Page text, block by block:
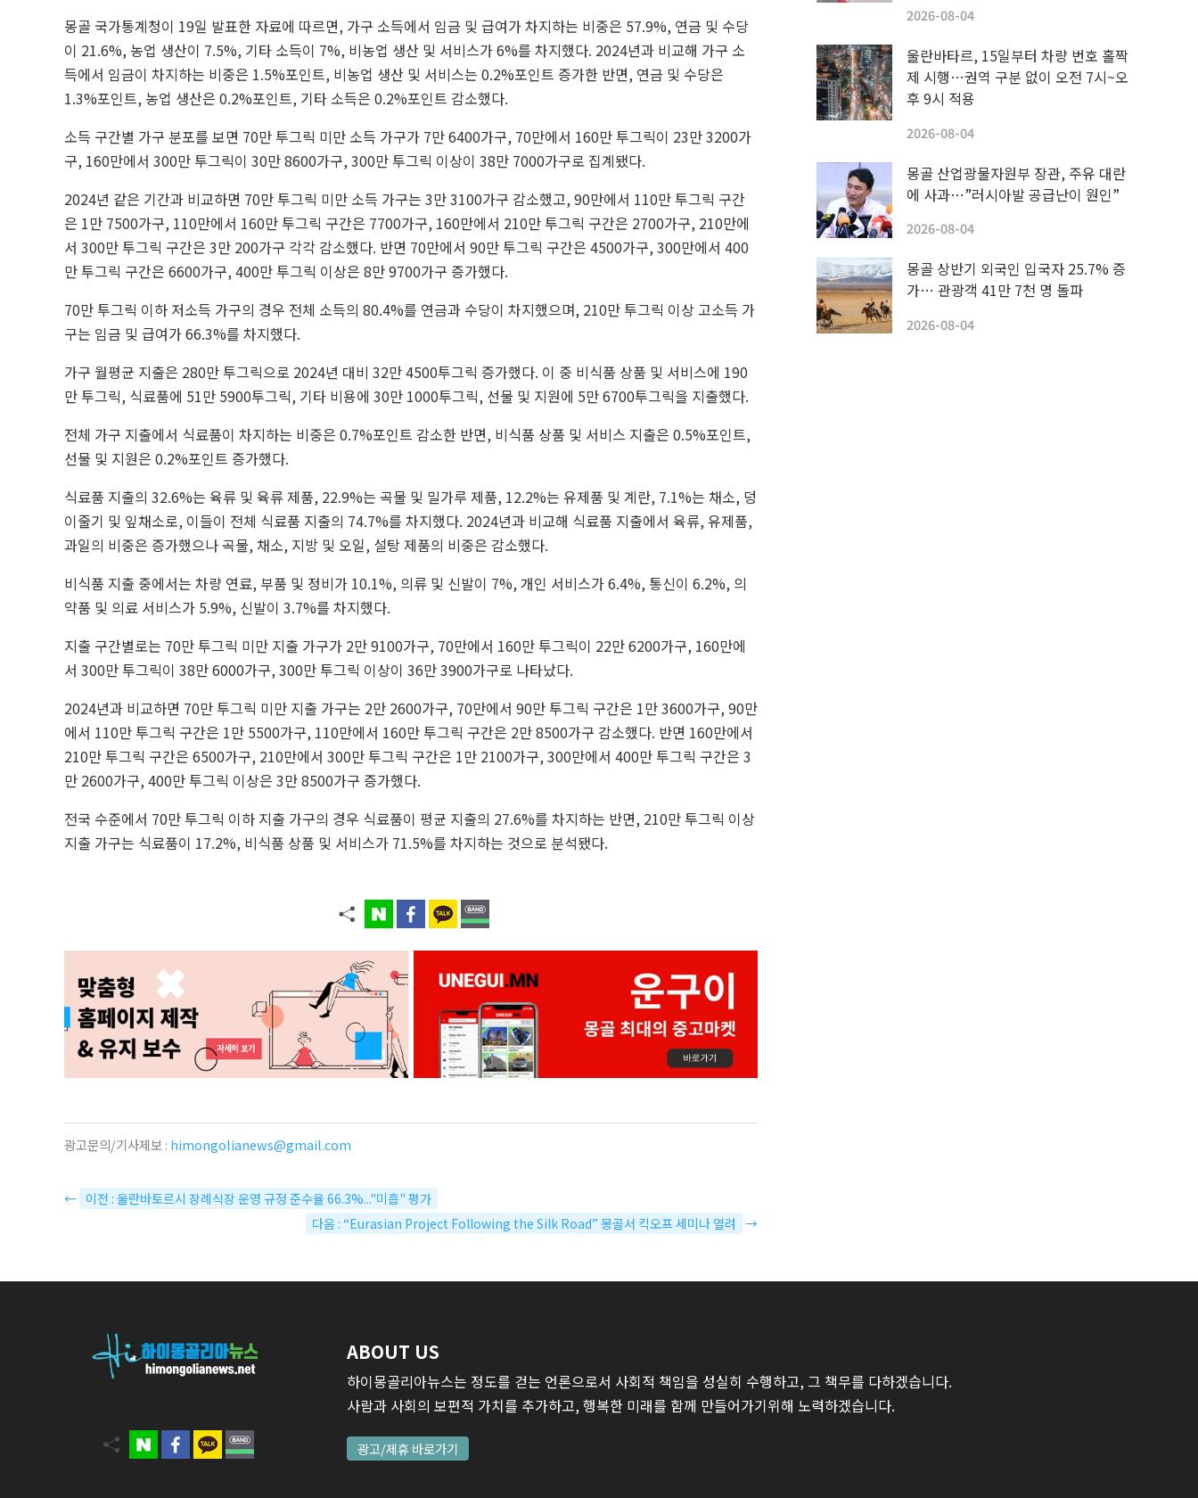
몽골 국가통계청이 19일 발표한 자료에 따르면, 가구 소득에서 임금 및 급여가 차지하는 비중은 57.9%, 연금 및 수당
이 21.6%, 농업 생산이 7.5%, 기타 소득이 7%, 비농업 생산 및 서비스가 6%를 차지했다. 2024년과 비교해 가구 소
득에서 임금이 차지하는 비중은 1.5%포인트, 비농업 생산 및 서비스는 0.2%포인트 증가한 반면, 연금 및 수당은
1.3%포인트, 농업 생산은 0.2%포인트, 기타 소득은 0.2%포인트 감소했다.
소득 구간별 가구 분포를 보면 70만 투그릭 미만 소득 가구가 7만 6400가구, 70만에서 160만 투그릭이 23만 3200가
구, 160만에서 300만 투그릭이 30만 8600가구, 300만 투그릭 이상이 38만 7000가구로 집계됐다.
2024년 같은 기간과 비교하면 70만 투그릭 미만 소득 가구는 3만 3100가구 감소했고, 90만에서 110만 투그릭 구간
은 1만 7500가구, 110만에서 160만 투그릭 구간은 7700가구, 160만에서 210만 투그릭 구간은 2700가구, 210만에
서 300만 투그릭 구간은 3만 200가구 각각 감소했다. 반면 70만에서 90만 투그릭 구간은 4500가구, 300만에서 400
만 투그릭 구간은 6600가구, 400만 투그릭 이상은 8만 9700가구 증가했다.
70만 투그릭 이하 저소득 가구의 경우 전체 소득의 80.4%를 연금과 수당이 차지했으며, 210만 투그릭 이상 고소득 가
구는 임금 및 급여가 66.3%를 차지했다.
가구 월평균 지출은 280만 투그릭으로 2024년 대비 32만 4500투그릭 증가했다. 이 중 비식품 상품 및 서비스에 190
만 투그릭, 식료품에 51만 5900투그릭, 기타 비용에 30만 1000투그릭, 선물 및 지원에 5만 6700투그릭을 지출했다.
전체 가구 지출에서 식료품이 차지하는 비중은 0.7%포인트 감소한 반면, 비식품 상품 및 서비스 지출은 0.5%포인트,
선물 및 지원은 0.2%포인트 증가했다.
식료품 지출의 32.6%는 육류 및 육류 제품, 22.9%는 곡물 및 밀가루 제품, 12.2%는 유제품 및 계란, 7.1%는 채소, 덩
이줄기 및 잎채소로, 이들이 전체 식료품 지출의 74.7%를 차지했다. 2024년과 비교해 식료품 지출에서 육류, 유제품,
과일의 비중은 증가했으나 곡물, 채소, 지방 및 오일, 설탕 제품의 비중은 감소했다.
비식품 지출 중에서는 차량 연료, 부품 및 정비가 10.1%, 의류 및 신발이 7%, 개인 서비스가 6.4%, 통신이 6.2%, 의
약품 및 의료 서비스가 5.9%, 신발이 3.7%를 차지했다.
지출 구간별로는 70만 투그릭 미만 지출 가구가 2만 9100가구, 70만에서 160만 투그릭이 22만 6200가구, 160만에
서 300만 투그릭이 38만 6000가구, 300만 투그릭 이상이 36만 3900가구로 나타났다.
2024년과 비교하면 70만 투그릭 미만 지출 가구는 2만 2600가구, 70만에서 90만 투그릭 구간은 1만 3600가구, 90만
에서 110만 투그릭 구간은 1만 5500가구, 110만에서 160만 투그릭 구간은 2만 8500가구 감소했다. 반면 160만에서
210만 투그릭 구간은 6500가구, 210만에서 300만 투그릭 구간은 1만 2100가구, 300만에서 400만 투그릭 구간은 3
만 2600가구, 400만 투그릭 이상은 3만 8500가구 증가했다.
전국 수준에서 70만 투그릭 이하 지출 가구의 경우 식료품이 평균 지출의 27.6%를 차지하는 반면, 210만 투그릭 이상
지출 가구는 식료품이 17.2%, 비식품 상품 및 서비스가 71.5%를 차지하는 것으로 분석됐다.
광고문의/기사제보 : himongolianews@gmail.com
← 이전 : 울란바토르시 장례식장 운영 규정 준수율 66.3%..."미흡" 평가
다음 : “Eurasian Project Following the Silk Road” 몽골서 킥오프 세미나 열려 →
2026-08-04
울란바타르, 15일부터 차량 번호 홀짝
제 시행…권역 구분 없이 오전 7시~오
후 9시 적용
2026-08-04
몽골 산업광물자원부 장관, 주유 대란
에 사과…”러시아발 공급난이 원인”
2026-08-04
몽골 상반기 외국인 입국자 25.7% 증
가… 관광객 41만 7천 명 돌파
2026-08-04
ABOUT US
하이몽골리아뉴스는 정도를 걷는 언론으로서 사회적 책임을 성실히 수행하고, 그 책무를 다하겠습니다.
사람과 사회의 보편적 가치를 추가하고, 행복한 미래를 함께 만들어가기위해 노력하겠습니다.
광고/제휴 바로가기